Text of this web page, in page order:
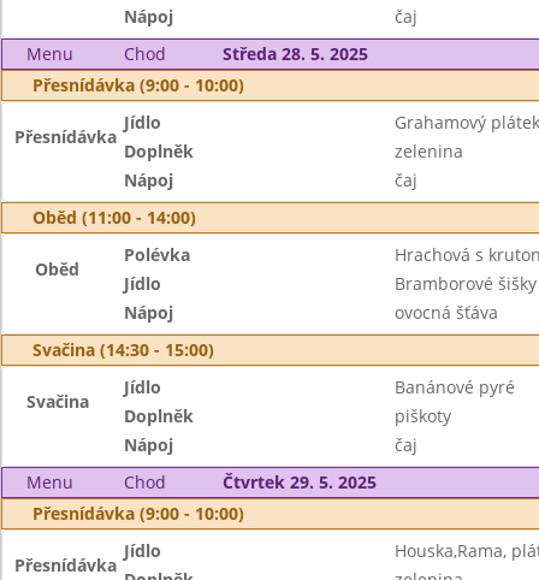
Nápoj
čaj
Menu
Chod
Středa 28. 5. 2025
Přesnídávka (9:00 - 10:00)
Přesnídávka
Jídlo
Grahamový
Doplněk
zelenina
Nápoj
čaj
Oběd (11:00 - 14:00)
Oběd
Polévka
Hrachová s
Jídlo
Bramborové
Nápoj
ovocná šťáva
Svačina (14:30 - 15:00)
Svačina
Jídlo
Banánové pyré
Doplněk
piškoty
Nápoj
čaj
Menu
Chod
Čtvrtek 29. 5. 2025
Přesnídávka (9:00 - 10:00)
Přesnídávka
Jídlo
Houska,Rama,